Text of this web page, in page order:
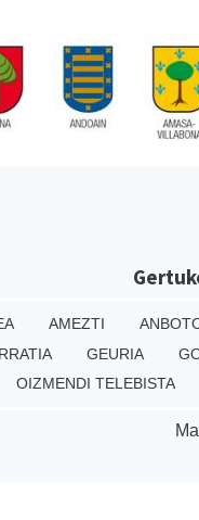
AMEZTI
GEURIA
OIZMENDI TELEBISTA